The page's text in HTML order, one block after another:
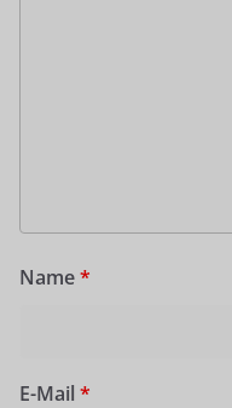
Name*
E-Mail *